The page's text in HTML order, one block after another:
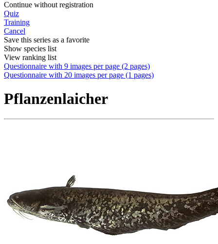
Continue without registration
Quiz
Training
Cancel
Save this series as a favorite
Show species list
View ranking list
Questionnaire with 9 images per page (2 pages)
Questionnaire with 20 images per page (1 pages)
Pflanzenlaicher